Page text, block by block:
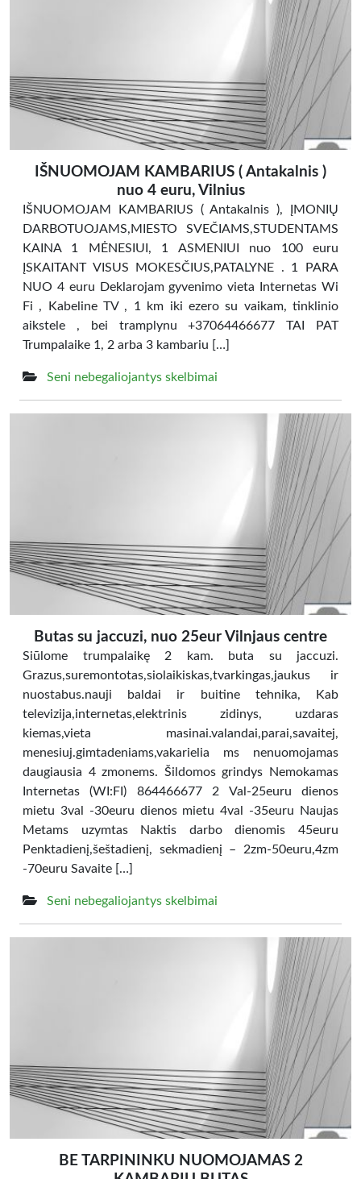
IŠNUOMOJAM KAMBARIUS ( Antakalnis )
nuo 4 euru, Vilnius
IŠNUOMOJAM KAMBARIUS ( Antakalnis ), ĮMONIŲ
DARBOTUOJAMS,MIESTO SVEČIAMS,STUDENTAMS
KAINA 1 MĖNESIUI, 1 ASMENIUI nuo 100 euru
ĮSKAITANT VISUS MOKESČIUS,PATALYNE . 1 PARA
NUO 4 euru Deklarojam gyvenimo vieta Internetas Wi
Fi , Kabeline TV , 1 km iki ezero su vaikam, tinklinio
aikstele , bei tramplynu +37064466677 TAI PAT
Trumpalaike 1, 2 arba 3 kambariu […]
Seni nebegaliojantys skelbimai
Butas su jaccuzi, nuo 25eur Vilnjaus centre
Siūlome trumpalaikę 2 kam. buta su jaccuzi.
Grazus,suremontotas,siolaikiskas,tvarkingas,jaukus ir
nuostabus.nauji baldai ir buitine tehnika, Kab
televizija,internetas,elektrinis zidinys, uzdaras
kiemas,vieta masinai.valandai,parai,savaitej,
menesiuj.gimtadeniams,vakarielia ms nenuomojamas
daugiausia 4 zmonems. Šildomos grindys Nemokamas
Internetas (WI:FI) 864466677 2 Val-25euru dienos
mietu 3val -30euru dienos mietu 4val -35euru Naujas
Metams uzymtas Naktis darbo dienomis 45euru
Penktadienį,šeštadienį, sekmadienį – 2zm-50euru,4zm
-70euru Savaite […]
Seni nebegaliojantys skelbimai
BE TARPININKU NUOMOJAMAS 2